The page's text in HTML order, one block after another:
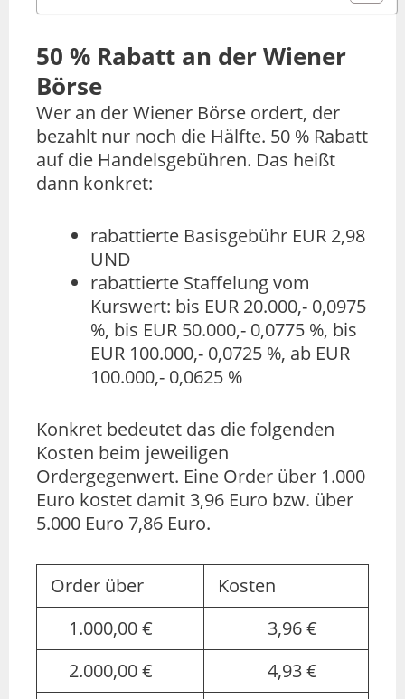
50 % Rabatt an der Wiener
Börse
Wer an der Wiener Börse ordert, der
bezahlt nur noch die Hälfte. 50 % Rabatt
auf die Handelsgebühren. Das heißt
dann konkret:
rabattierte Basisgebühr EUR 2,98
UND
rabattierte Staffelung vom
Kurswert: bis EUR 20.000,- 0,0975
%, bis EUR 50.000,- 0,0775 %, bis
EUR 100.000,- 0,0725 %, ab EUR
100.000,- 0,0625 %
Konkret bedeutet das die folgenden
Kosten beim jeweiligen
Ordergegenwert. Eine Order über 1.000
Euro kostet damit 3,96 Euro bzw. über
5.000 Euro 7,86 Euro.
Order über
Kosten
1.000,00 €
3,96 €
2.000,00 €
4,93 €